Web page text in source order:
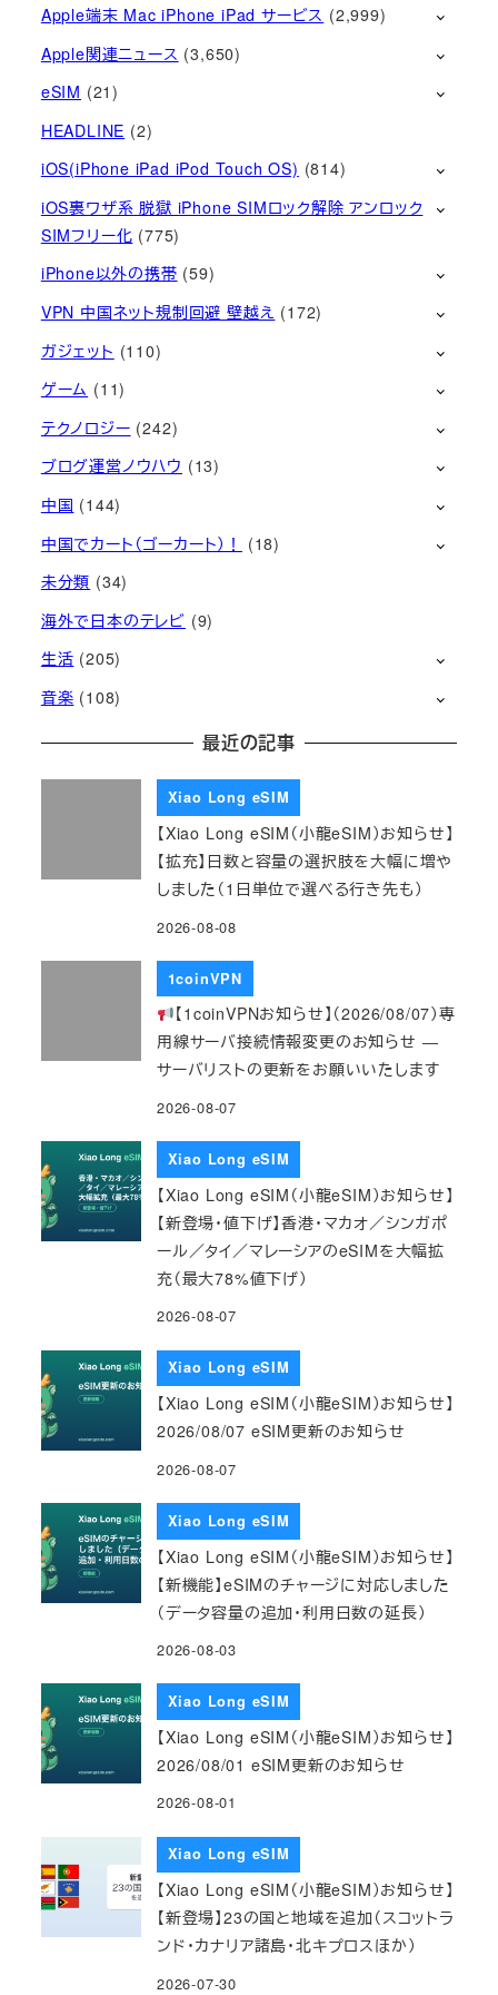
Apple端末 Mac iPhone iPad サービス (2,999)
Apple関連ニュース (3,650)
eSIM (21)
HEADLINE (2)
iOS(iPhone iPad iPod Touch OS) (814)
iOS裏ワザ系 脱獄 iPhone SIMロック解除 アンロック
SIMフリー化 (775)
iPhone以外の携帯 (59)
VPN 中国ネット規制回避 壁越え (172)
ガジェット (110)
ゲーム (11)
テクノロジー (242)
ブログ運営ノウハウ (13)
中国 (144)
中国でカート（ゴーカート）！
(18)
未分類 (34)
海外で日本のテレビ (9)
生活 (205)
音楽 (108)
最近の記事
Xiao Long eSIM
【Xiao Long eSIM（小龍eSIM）お知らせ】
【拡充】日数と容量の選択肢を大幅に増や
しました（1日単位で選べる行き先も）
2026-08-08
1coinVPN
【1coinVPNお知らせ】（2026/08/07）専
用線サーバ接続情報変更のお知らせ ―
サーバリストの更新をお願いいたします
2026-08-07
Xiao Long eSIM
【Xiao Long eSIM（小龍eSIM）お知らせ】
【新登場・値下げ】香港・マカオ／シンガポ
ール／タイ／マレーシアのeSIMを大幅拡
充（最大78%値下げ）
2026-08-07
Xiao Long eSIM
【Xiao Long eSIM（小龍eSIM）お知らせ】
2026/08/07 eSIM更新のお知らせ
2026-08-07
Xiao Long eSIM
【Xiao Long eSIM（小龍eSIM）お知らせ】
【新機能】eSIMのチャージに対応しました
（データ容量の追加・利用日数の延長）
2026-08-03
Xiao Long eSIM
【Xiao Long eSIM（小龍eSIM）お知らせ】
2026/08/01 eSIM更新のお知らせ
2026-08-01
Xiao Long eSIM
【Xiao Long eSIM（小龍eSIM）お知らせ】
【新登場】23の国と地域を追加（スコットラ
ンド・カナリア諸島・北キプロスほか）
2026-07-30